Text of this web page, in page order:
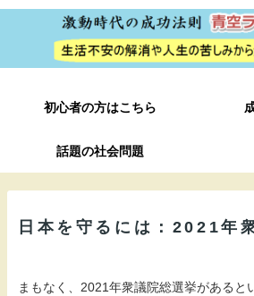
初心者の方はこちら
話題の社会問題
日本を守るには：2021年
まもなく、2021年衆議院総選挙があると